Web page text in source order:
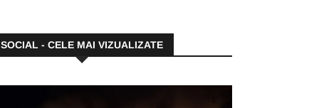
SOCIAL - CELE MAI VIZUALIZATE